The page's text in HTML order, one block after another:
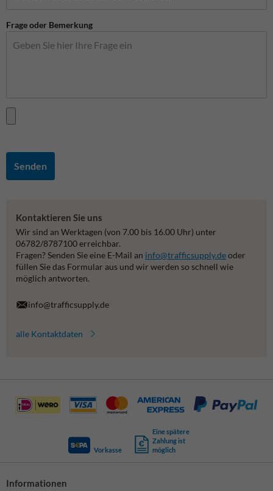
Frage oder Bemerkung
Senden
Kontaktieren Sie uns
Wir sind an Werktagen (von 7.00 bis 16.00 Uhr) unter
06782/8787100 erreichbar.
Fragen? Senden Sie eine E-Mail an info@trafficsupply.deoder
füllen Sie das Formular aus und wir werden so schnell wie
möglich antworten.
info@trafficsupply.de
alle Kontaktdaten
Vorkasse
Eine spätere
Zahlung ist
möglich
Informationen